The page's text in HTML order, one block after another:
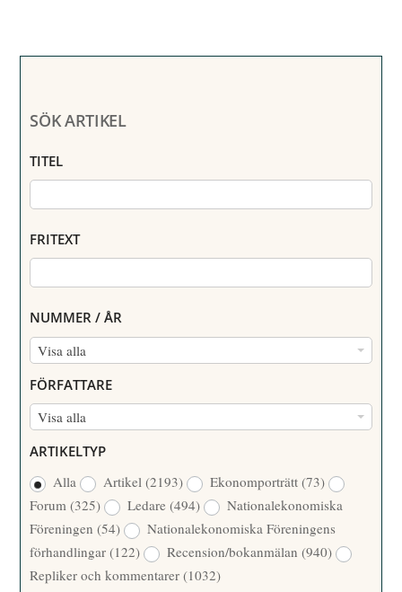
SÖK ARTIKEL
TITEL
FRITEXT
NUMMER / ÅR
Visa alla
N
M
M
/
Å
R
FÖRFATTARE
Visa alla
R
F
A
T
T
A
ARTIKELTYP
Alla
Artikel(2193) Ekonomporträtt(73)
Forum(325) Ledare(494)
Nationalekonomiska
Föreningen(54)
Nationalekonomiska Föreningens
förhandlingar(122) Recension/bokanmälan(940)
Repliker och kommentarer(1032)